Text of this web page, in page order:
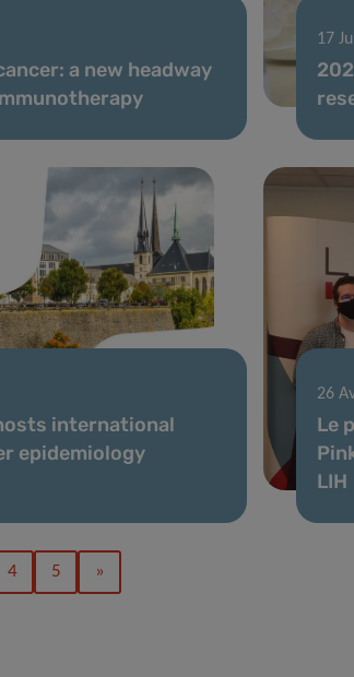
a new headway
17
international
epidemiology
26
Le
LIH
4 5 »